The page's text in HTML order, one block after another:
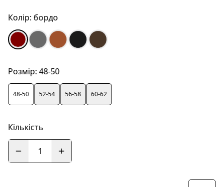
Колір: бордо
Розмір: 48-50
48-50 52-54 56-58 60-62
Кількість
1